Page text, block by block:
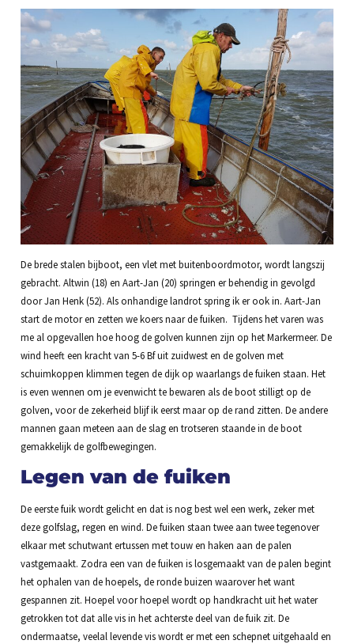
De brede stalen bijboot, een vlet met buitenboordmotor, wordt langszij
gebracht. Altwin (18) en Aart-Jan (20) springen er behendig in gevolgd
door Jan Henk (52). Als onhandige landrot spring ik er ook in. Aart-Jan
start de motor en zetten we koers naar de fuiken. Tijdens het varen was
me al opgevallen hoe hoog de golven kunnen zijn op het Markermeer. De
wind heeft een kracht van 5-6 Bf uit zuidwest en de golven met
schuimkoppen klimmen tegen de dijk op waarlangs de fuiken staan. Het
is even wennen om je evenwicht te bewaren als de boot stilligt op de
golven, voor de zekerheid blijf ik eerst maar op de rand zitten. De andere
mannen gaan meteen aan de slag en trotseren staande in de boot
gemakkelijk de golfbewegingen.
Legen van de fuiken
De eerste fuik wordt gelicht en dat is nog best wel een werk, zeker met
deze golfslag, regen en wind. De fuiken staan twee aan twee tegenover
elkaar met schutwant ertussen met touw en haken aan de palen
vastgemaakt. Zodra een van de fuiken is losgemaakt van de palen begint
het ophalen van de hoepels, de ronde buizen waarover het want
gespannen zit. Hoepel voor hoepel wordt op handkracht uit het water
getrokken tot dat alle vis in het achterste deel van de fuik zit. De
ondermaatse, veelal levende vis wordt er met een schepnet uitgehaald en